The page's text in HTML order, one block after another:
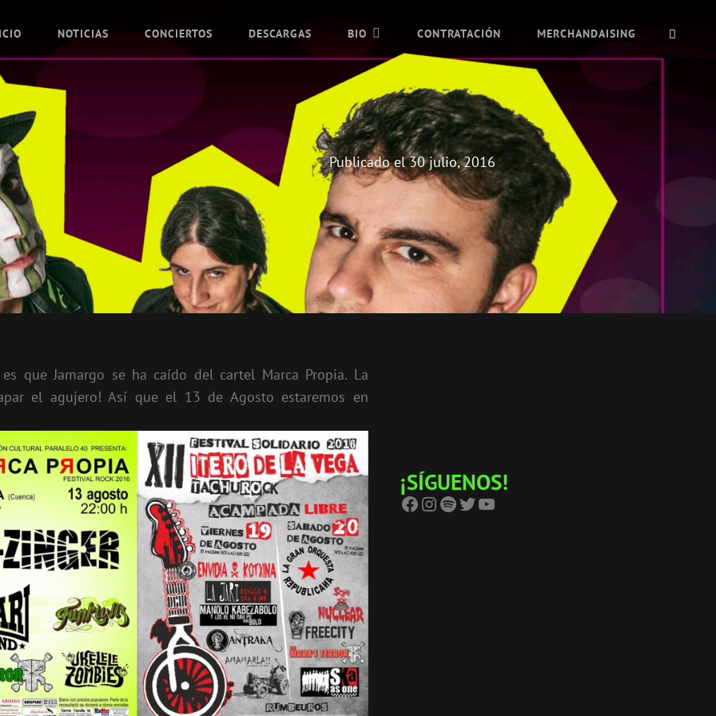
NOTICIAS CONCIERTOS DESCARGAS BIO CONTRATACIÓN MERCHANDAISING
Publicado el30 julio, 2016
que Jamargo se ha caído del cartel Marca Propia. La
el agujero! Así que el 13 de Agosto estaremos en
¡SÍGUENOS!
Facebook Instagram Spotify Twitter YouTube